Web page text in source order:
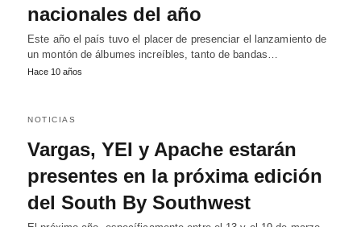
nacionales del año
Este año el país tuvo el placer de presenciar el lanzamiento de
un montón de álbumes increíbles, tanto de bandas…
Hace 10 años
NOTICIAS
Vargas, YEI y Apache estarán
presentes en la próxima edición
del South By Southwest